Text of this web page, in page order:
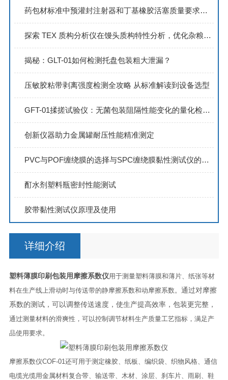
药包材标准中预灌封注射器和丁基橡胶活塞质量要求及测试方法
探索 TEX 质构分析仪在馒头质构特性分析，优化杂粮馒头工艺中的应用
揭秘：GLT-01如何检测托盘包装粗大泄漏？
压敏胶粘带剥离强度检测全攻略 从标准解读到设备选型
GFT-01揉搓试验仪：无菌包装阻隔性能变化的量化检测专家
创新仪器助力金属罐耐压性能精准测定
PVC与POF缠绕膜的选择与SPC缠绕膜黏性测试仪的重要性
酊水剂塑料瓶密封性能测试
胶带黏性测试仪原理及使用
详细介绍
塑料薄膜印刷包装用摩擦系数仪用于测量塑料薄膜和薄片、纸张等材
料在生产线上滑动时与传送带的静摩擦系数和动摩擦系数。 通过对摩擦
系数的测试，可以调整传送速度，使生产提高效率，包装更完整，
通过测量材料的滑爽性，可以控制调节材料生产质量工艺指标，满足产
品使用要求。
摩擦系数仪COF-01还可用于测定橡胶、纸板、编织袋、织物风格、通信
电缆光缆用金属材料复合带、输送带、木材、涂层、刹车片、雨刷、鞋